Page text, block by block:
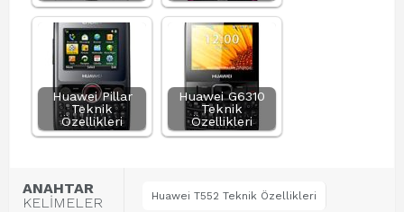
Huawei Pillar
Teknik
Özellikleri
Huawei G6310
Teknik
Özellikleri
ANAHTAR
KELİMELER
Huawei T552 Teknik Özellikleri